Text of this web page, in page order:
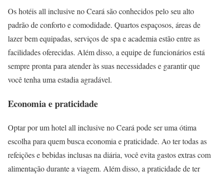
Os hotéis all inclusive no Ceará são conhecidos pelo seu alto
padrão de conforto e comodidade. Quartos espaçosos, áreas de
lazer bem equipadas, serviços de spa e academia estão entre as
facilidades oferecidas. Além disso, a equipe de funcionários está
sempre pronta para atender às suas necessidades e garantir que
você tenha uma estadia agradável.
Economia e praticidade
Optar por um hotel all inclusive no Ceará pode ser uma ótima
escolha para quem busca economia e praticidade. Ao ter todas as
refeições e bebidas inclusas na diária, você evita gastos extras com
alimentação durante a viagem. Além disso, a praticidade de ter